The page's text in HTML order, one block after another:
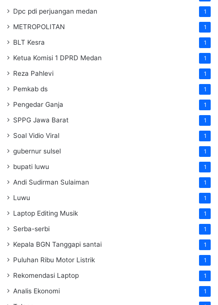
Dpc pdi perjuangan medan 1
METROPOLITAN 1
BLT Kesra 1
Ketua Komisi 1 DPRD Medan 1
Reza Pahlevi 1
Pemkab ds 1
Pengedar Ganja 1
SPPG Jawa Barat 1
Soal Vidio Viral 1
gubernur sulsel 1
bupati luwu 1
Andi Sudirman Sulaiman 1
Luwu 1
Laptop Editing Musik 1
Serba-serbi 1
Kepala BGN Tanggapi santai 1
Puluhan Ribu Motor Listrik 1
Rekomendasi Laptop 1
Analis Ekonomi 1